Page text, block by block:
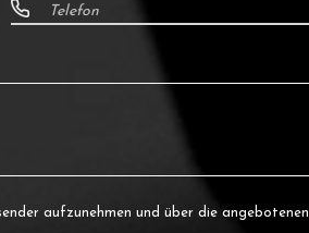
aufzunehmen und über die angebotenen